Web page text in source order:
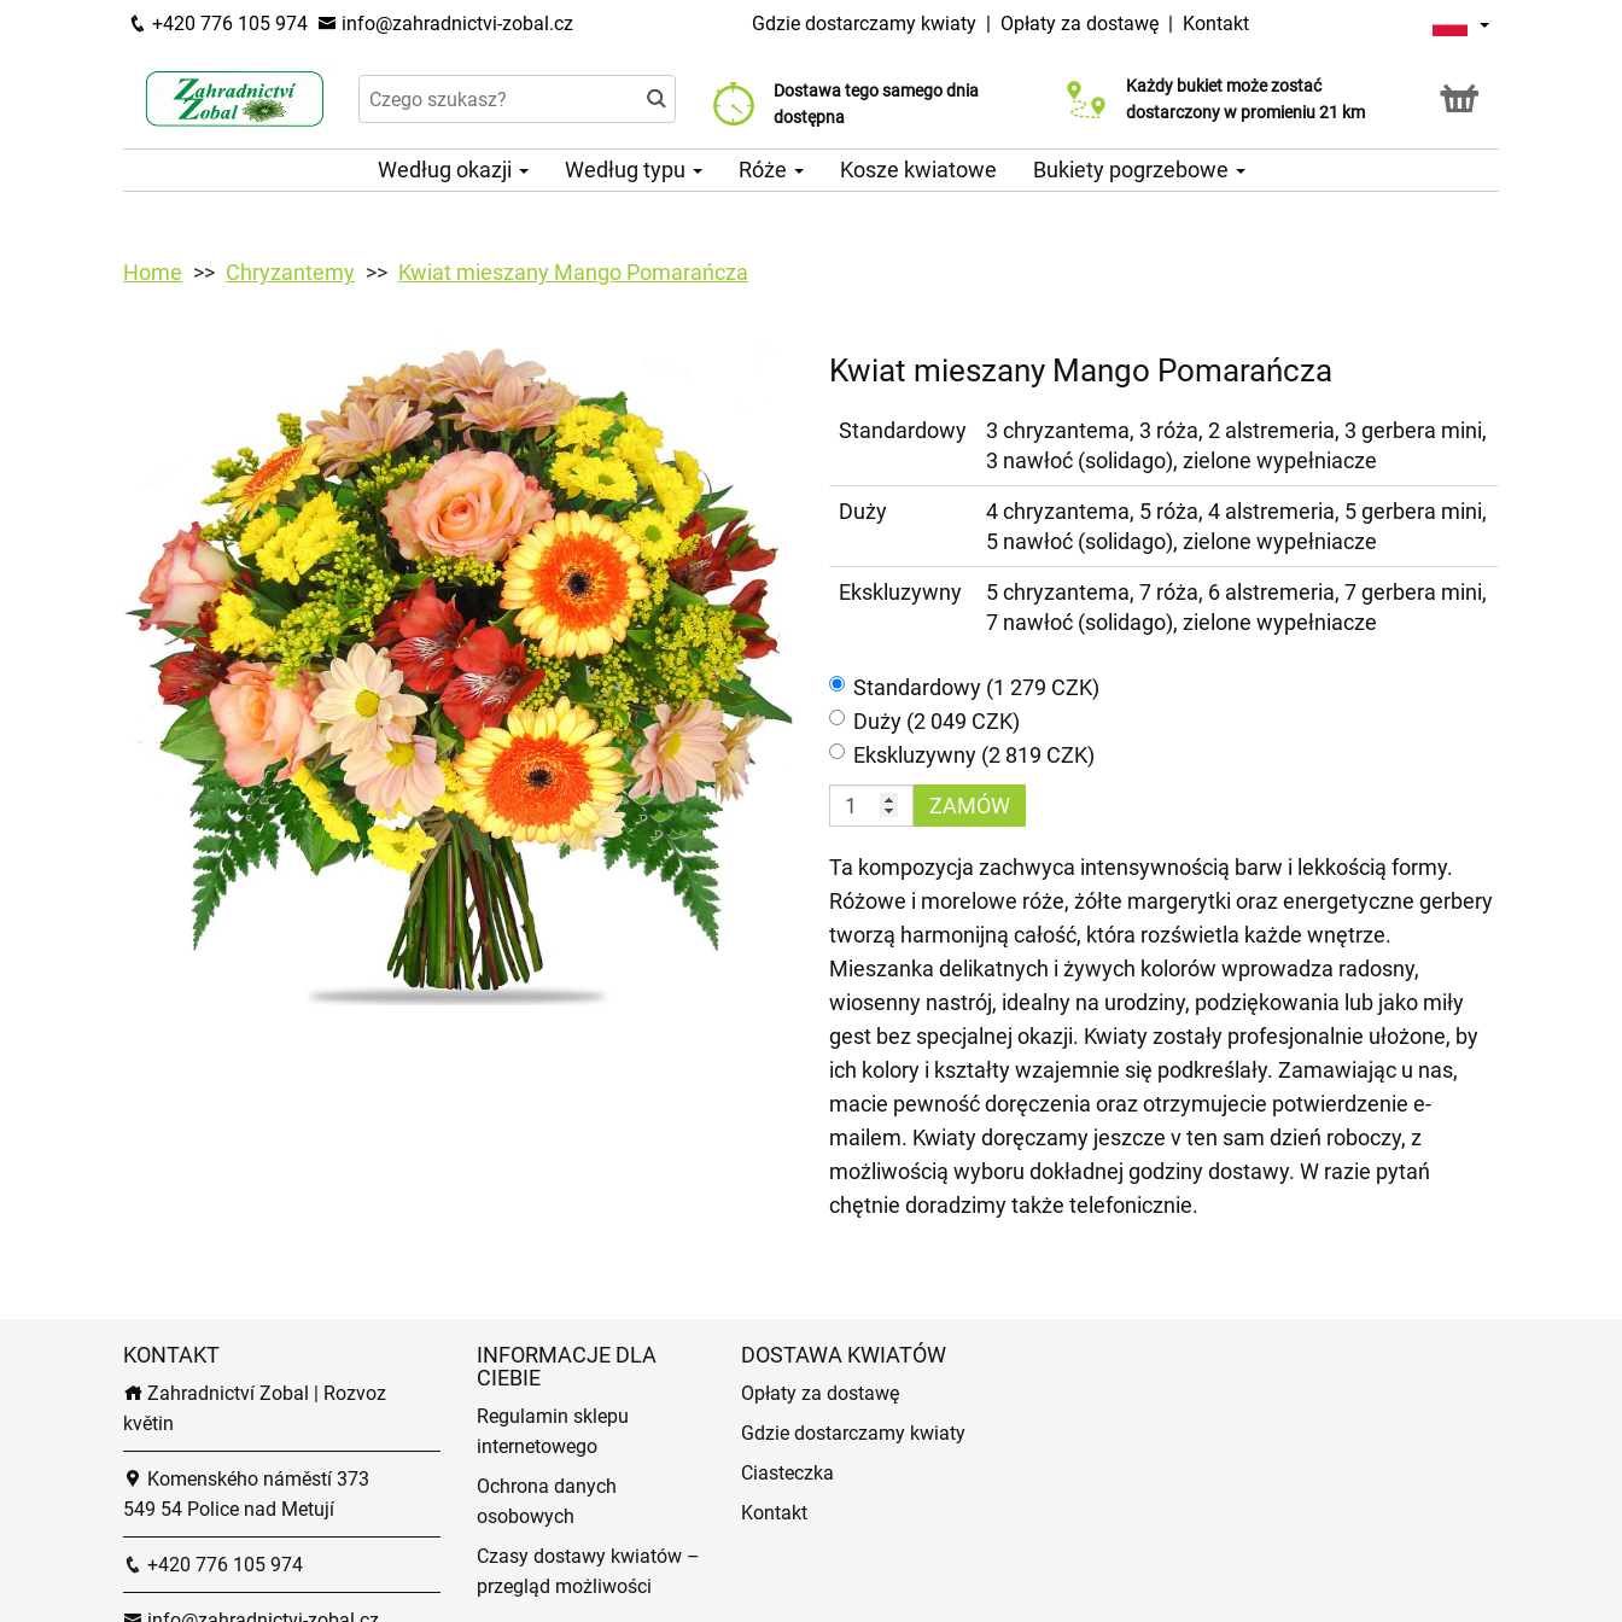
+420 776 105 974 info@zahradnictvi-zobal.cz Gdzie dostarczamy kwiaty | Opłaty za dostawę | Kontakt
Dostawa tego samego dnia
dostępna
Koszt dostawy już od 99 CZK
Wybierz datę dostawy
Każdy bukiet może zostać
dostarczony w promieniu 21 km
Usługa Click & Collect
Według okazji Według typu Róże Kosze kwiatowe Bukiety pogrzebowe
Home Chryzantemy Kwiat mieszany Mango Pomarańcza
Kwiat mieszany Mango Pomarańcza
Standardowy
3 chryzantema, 3 róża, 2 alstremeria, 3 gerbera mini,
3 nawłoć (solidago), zielone wypełniacze
Duży
4 chryzantema, 5 róża, 4 alstremeria, 5 gerbera mini,
5 nawłoć (solidago), zielone wypełniacze
Ekskluzywny
5 chryzantema, 7 róża, 6 alstremeria, 7 gerbera mini,
7 nawłoć (solidago), zielone wypełniacze
Standardowy (1 279 CZK)
Duży (2 049 CZK)
Ekskluzywny (2 819 CZK)
ZAMÓW
Ta kompozycja zachwyca intensywnością barw i lekkością formy.
Różowe i morelowe róże, żółte margerytki oraz energetyczne gerbery
tworzą harmonijną całość, która rozświetla każde wnętrze.
Mieszanka delikatnych i żywych kolorów wprowadza radosny,
wiosenny nastrój, idealny na urodziny, podziękowania lub jako miły
gest bez specjalnej okazji. Kwiaty zostały profesjonalnie ułożone, by
ich kolory i kształty wzajemnie się podkreślały. Zamawiając u nas,
macie pewność doręczenia oraz otrzymujecie potwierdzenie e-
mailem. Kwiaty doręczamy jeszcze v ten sam dzień roboczy, z
możliwością wyboru dokładnej godziny dostawy. W razie pytań
chętnie doradzimy także telefonicznie.
KONTAKT
Zahradnictví Zobal | Rozvoz
květin
Komenského náměstí 373
549 54 Police nad Metují
+420 776 105 974
INFORMACJE DLA
CIEBIE
Regulamin sklepu
internetowego
Ochrona danych
osobowych
Czasy dostawy kwiatów –
przegląd możliwości
DOSTAWA KWIATÓW
Opłaty za dostawę
Gdzie dostarczamy kwiaty
Ciasteczka
Kontakt